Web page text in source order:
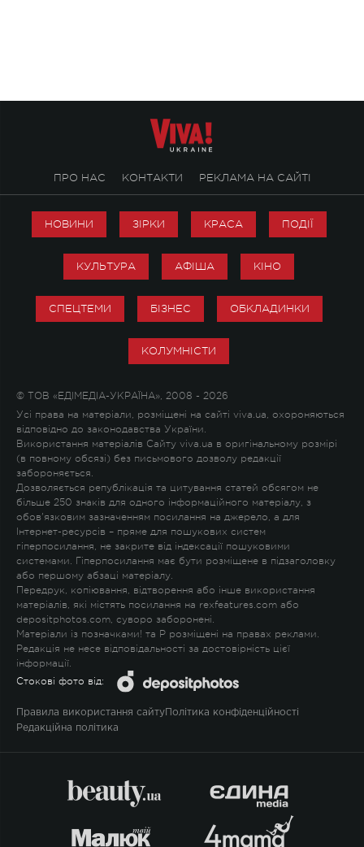
ПРО НАС КОНТАКТИ РЕКЛАМА НА САЙТІ
НОВИНИ ЗІРКИ КРАСА ПОДІЇ
КУЛЬТУРА АФІША КІНО
СПЕЦТЕМИ БІЗНЕС ОБКЛАДИНКИ
КОЛУМНІСТИ
© ТОВ «ЕДІМЕДІА-УКРАЇНА», 2008 - 2026
Усі права на матеріали, розміщені на сайті viva.ua, охороняються
відповідно до законодавства України.
Використання матеріалів Сайту viva.ua в оригінальному розмірі
(в повному обсязі) без письмового дозволу редакції
забороняється.
Дозволяється републікація та цитування статей обсягом не
більше 250 знаків для одного інформаційного матеріалу, з
обов'язковим зазначенням посилання на джерело, а для
Інтернет-ресурсів – пряме для пошукових систем
гіперпосилання, не закрите від індексації пошуковими
системами. Гіперпосилання має бути розміщене в підзаголовку
або першому абзаці матеріалу.
Передрук, копіювання, відтворення або інше використання
матеріалів, які містять посилання на rexfeatures.com або
depositphotos.com, суворо заборонені.
Матеріали із позначками! та P розміщені на правах реклами.
Редакція не несе відповідальності за достовірність цієї
інформації.
Стокові фото від:
Правила використання сайту Політика конфіденційності
Редакційна політика